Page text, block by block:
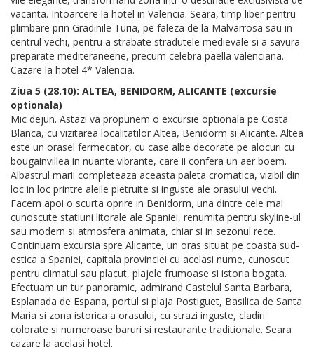
vacanta. Intoarcere la hotel in Valencia. Seara, timp liber pentru
plimbare prin Gradinile Turia, pe faleza de la Malvarrosa sau in
centrul vechi, pentru a strabate stradutele medievale si a savura
preparate mediteraneene, precum celebra paella valenciana.
Cazare la hotel 4* Valencia.
Ziua 5 (28.10): ALTEA, BENIDORM, ALICANTE (excursie
optionala)
Mic dejun. Astazi va propunem o excursie optionala pe Costa
Blanca, cu vizitarea localitatilor Altea, Benidorm si Alicante. Altea
este un orasel fermecator, cu case albe decorate pe alocuri cu
bougainvillea in nuante vibrante, care ii confera un aer boem.
Albastrul marii completeaza aceasta paleta cromatica, vizibil din
loc in loc printre aleile pietruite si inguste ale orasului vechi.
Facem apoi o scurta oprire in Benidorm, una dintre cele mai
cunoscute statiuni litorale ale Spaniei, renumita pentru skyline-ul
sau modern si atmosfera animata, chiar si in sezonul rece.
Continuam excursia spre Alicante, un oras situat pe coasta sud-
estica a Spaniei, capitala provinciei cu acelasi nume, cunoscut
pentru climatul sau placut, plajele frumoase si istoria bogata.
Efectuam un tur panoramic, admirand Castelul Santa Barbara,
Esplanada de Espana, portul si plaja Postiguet, Basilica de Santa
Maria si zona istorica a orasului, cu strazi inguste, cladiri
colorate si numeroase baruri si restaurante traditionale. Seara
cazare la acelasi hotel.